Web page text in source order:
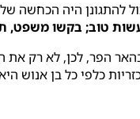
להתגונן היה הכחשה
טוב; בקשו משפט,
הפר, לכן, לא רק את
כלפי כל בן אנוש